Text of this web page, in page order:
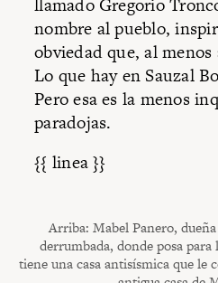
llamado Gregorio
nombre al pueblo,
obviedad que, al
Lo que hay en Sauzal
Pero esa es la menos
paradojas.
{{ linea }}
Arriba: Mabel Panero,
derrumbada, donde posa para
tiene una casa antisísmica que le